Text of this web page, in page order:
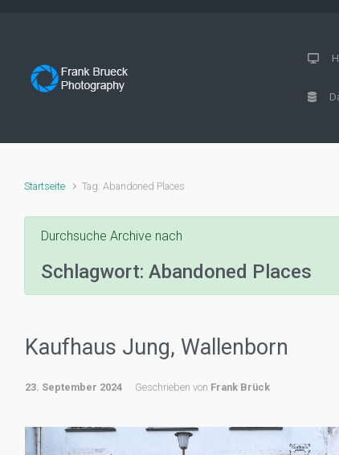
Startseite Tag: Abandoned Places
Durchsuche Archive nach
Schlagwort: Abandoned Places
Kaufhaus Jung, Wallenborn
23. September 2024 Geschrieben von Frank Brück